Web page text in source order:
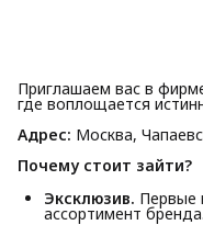
Приглашаем вас в
где воплощается
Адрес: Москва,
Почему стоит зайти?
Эксклюзив. Первые
ассортимент бренда.